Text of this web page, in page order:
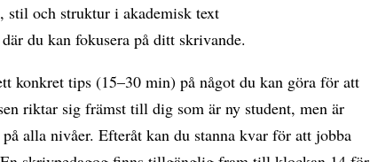
stil och struktur i akademisk text
du kan fokusera på ditt skrivande.
konkret tips (15–30 min) på något du kan göra för att
riktar sig främst till dig som är ny student, men är
alla nivåer. Efteråt kan du stanna kvar för att jobba